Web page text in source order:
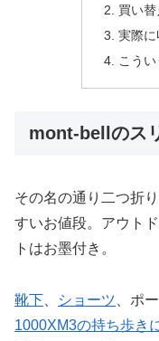
買い
実際に
こう
mont-bellのス
その名の通り二つ折
すいお値段。アウト
トはお墨付き。
靴下 ショーツ 、ポ
1000XM3の持ち歩き